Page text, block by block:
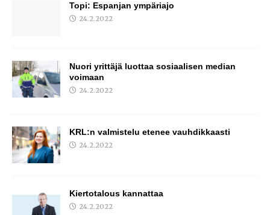
Topi: Espanjan ympäriajo
24.2.2022
Nuori yrittäjä luottaa sosiaalisen median
voimaan
24.2.2022
KRL:n valmistelu etenee vauhdikkaasti
24.2.2022
Kiertotalous kannattaa
24.2.2022